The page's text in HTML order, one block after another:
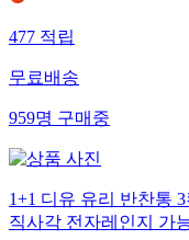
477적립
무료배송
959명구매중
1+1 디유 유리 반찬통
직사각 전자레인지 가